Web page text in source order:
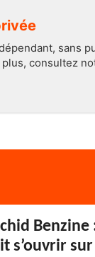
sans
consultez
s’ouvrir